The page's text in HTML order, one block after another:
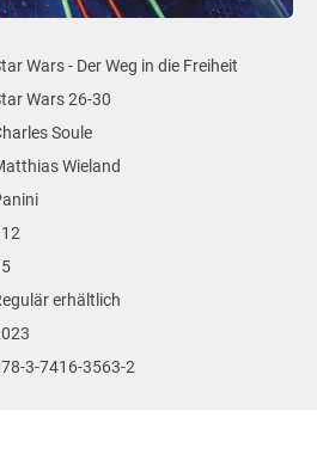
Wars - Der Weg in die Freiheit
Wars 26-30
Soule
Wieland
erhältlich
3-7416-3563-2